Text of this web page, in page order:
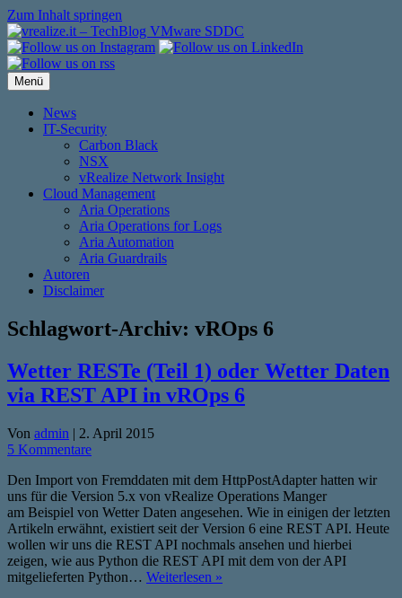
Zum Inhalt springen
Menü
News
IT-Security
Carbon Black
NSX
vRealize Network Insight
Cloud Management
Aria Operations
Aria Operations for Logs
Aria Automation
Aria Guardrails
Autoren
Disclaimer
Schlagwort-Archiv: vROps 6
Wetter RESTe (Teil 1) oder Wetter Daten
via REST API in vROps 6
Von admin | 2. April 2015
5 Kommentare
Den Import von Fremddaten mit dem HttpPostAdapter hatten wir
uns für die Version 5.x von vRealize Operations Manger
am Beispiel von Wetter Daten angesehen. Wie in einigen der letzten
Artikeln erwähnt, existiert seit der Version 6 eine REST API. Heute
wollen wir uns die REST API nochmals ansehen und hierbei
zeigen, wie aus Python die REST API mit dem von der API
mitgelieferten Python… Weiterlesen »